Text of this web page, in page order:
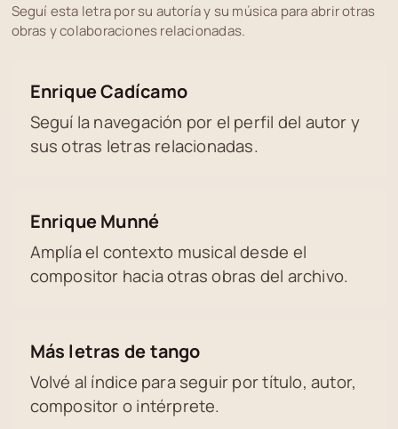
Seguí esta letra por su autoría y su música para abrir otras
obras y colaboraciones relacionadas.
Enrique Cadícamo
Seguí la navegación por el perfil del autor y
sus otras letras relacionadas.
Enrique Munné
Amplía el contexto musical desde el
compositor hacia otras obras del archivo.
Más letras de tango
Volvé al índice para seguir por título, autor,
compositor o intérprete.